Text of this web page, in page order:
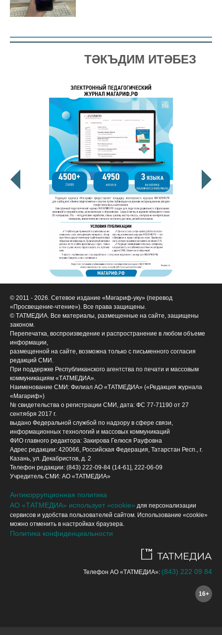
ТӘКЪДИМ ИТӘБЕЗ
© 2011 - 2026. Сетевое издание «Мәгариф-уку» (перевод
«Просвещение-чтение»). Все права защищены.
© ТАТМЕДИА. Все материалы, размещенные на сайте, защищены
законом.
Перепечатка, воспроизведение и распространение в любом объеме
информации,
размещенной на сайте, возможна только с письменного согласия
редакций СМИ.
При поддержке Республиканского агентства по печати и массовым
коммуникациям «ТАТМЕДИА».
Наименование СМИ: Филиал АО «ТАТМЕДИА» («Редакция журнала
«Магариф»)
№ свидетельства о регистрации СМИ, дата: ФС 77-71190 от 27
сентября 2017 г.
выдано Федеральной службой по надзору в сфере связи,
информационных технологий и массовых коммуникаций
ФИО главного редактора: Закирова Гелюся Рауфовна
Адрес редакции: 420066, Российская Федерация, Татарстан Респ., г.
Казань, ул. Декабристов, д. 2
Телефон редакции: (843) 222-09-84 (14-61], 222-06-09
Учредитель СМИ: АО «ТАТМЕДИА»
Антикоррупционная политика
АО «ТАТМЕДИА» использует «cookie» для персонализации
сервисов и удобства пользователей сайтом. Использование «cookie»
можно отменить в настройках браузера.
Политика конфиденциальности
Телефон АО «ТАТМЕДИА»: (843) 222 09 84
16+